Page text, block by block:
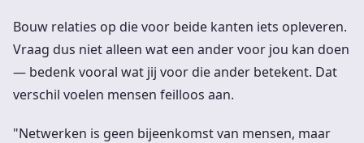
Bouw relaties op die voor beide kanten iets opleveren.
Vraag dus niet alleen wat een ander voor jou kan doen
— bedenk vooral wat jij voor die ander betekent. Dat
verschil voelen mensen feilloos aan.
"Netwerken is geen bijeenkomst van mensen, maar